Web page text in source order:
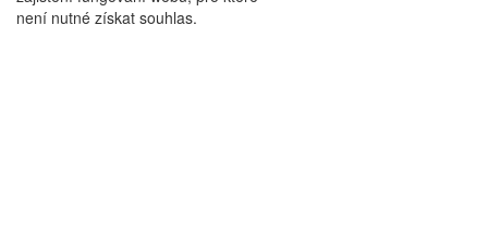
není nutné získat souhlas.